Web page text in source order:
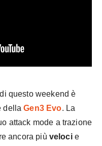
questo weekend è
dellaGen3 Evo. La
attack mode a trazione
ancora più velocie